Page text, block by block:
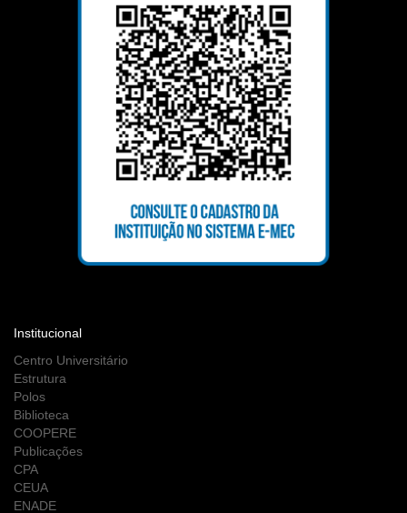
Institucional
Centro Universitário
Estrutura
Polos
Biblioteca
COOPERE
Publicações
CPA
CEUA
ENADE